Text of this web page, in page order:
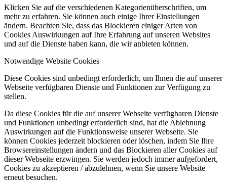
Klicken Sie auf die verschiedenen Kategorienüberschriften, um
mehr zu erfahren. Sie können auch einige Ihrer Einstellungen
ändern. Beachten Sie, dass das Blockieren einiger Arten von
Cookies Auswirkungen auf Ihre Erfahrung auf unseren Websites
und auf die Dienste haben kann, die wir anbieten können.
Notwendige Website Cookies
Diese Cookies sind unbedingt erforderlich, um Ihnen die auf unserer
Webseite verfügbaren Dienste und Funktionen zur Verfügung zu
stellen.
Da diese Cookies für die auf unserer Webseite verfügbaren Dienste
und Funktionen unbedingt erforderlich sind, hat die Ablehnung
Auswirkungen auf die Funktionsweise unserer Webseite. Sie
können Cookies jederzeit blockieren oder löschen, indem Sie Ihre
Browsereinstellungen ändern und das Blockieren aller Cookies auf
dieser Webseite erzwingen. Sie werden jedoch immer aufgefordert,
Cookies zu akzeptieren / abzulehnen, wenn Sie unsere Website
erneut besuchen.